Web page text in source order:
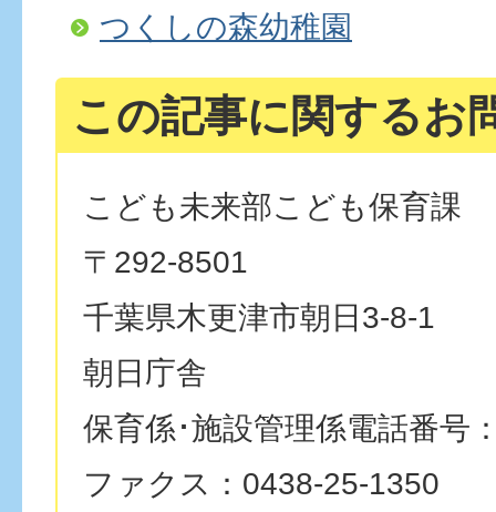
つくしの森幼稚園
この記事に関するお
こども未来部こども保育課
〒292-8501
千葉県木更津市朝日3-8-1
朝日庁舎
保育係･施設管理係電話番号
ファクス：0438-25-1350